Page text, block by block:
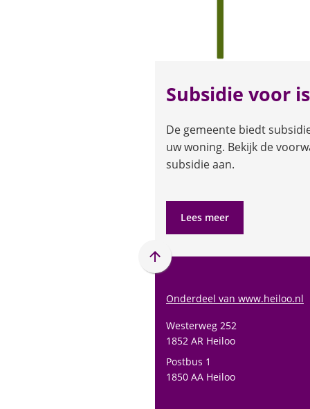
Subsidie voor
De gemeente biedt
uw woning. Bekijk de
subsidie aan.
Lees meer
Scroll
boven
het
van
Onderdeel van www.heiloo.nl
Westerweg 252
1852 AR Heiloo
Postbus 1
1850 AA Heiloo